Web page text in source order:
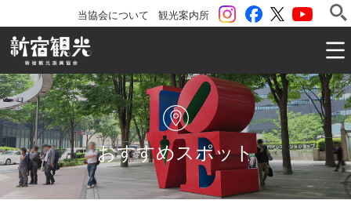
ツイッター
Facebook
instagram
観光案内所
当協会について
一般社団法人 新宿観光振興協会 Shinjuku
おすすめスポット